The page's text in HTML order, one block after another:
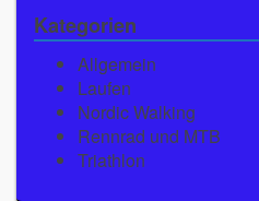
Kategorien
Allgemein
Laufen
Nordic Walking
Rennrad und MTB
Triathlon